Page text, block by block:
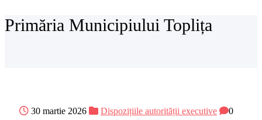
Primăria Municipiului Toplița
30 martie 2026 Dispozițiile autorității executive 0